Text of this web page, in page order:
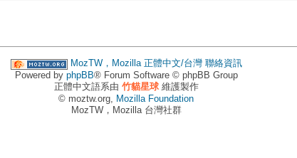
MozTW，Mozilla 正體中文/台灣 聯絡資訊
Powered by phpBB® Forum Software © phpBB Group
正體中文語系由 竹貓星球維護製作
© moztw.org, Mozilla Foundation
MozTW，Mozilla 台灣社群